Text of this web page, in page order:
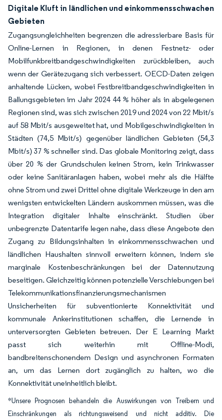
Digitale Kluft in ländlichen und einkommensschwachen
Gebieten
Zugangsungleichheiten begrenzen die adressierbare Basis für
Online-Lernen in Regionen, in denen Festnetz- oder
Mobilfunkbreitbandgeschwindigkeiten zurückbleiben, auch
wenn der Gerätezugang sich verbessert. OECD-Daten zeigen
anhaltende Lücken, wobei Festbreitbandgeschwindigkeiten in
Ballungsgebieten im Jahr 2024 44 % höher als in abgelegenen
Regionen sind, was sich zwischen 2019 und 2024 von 22 Mbit/s
auf 58 Mbit/s ausgeweitet hat, und Mobilgeschwindigkeiten in
Städten (74,5 Mbit/s) gegenüber ländlichen Gebieten (54,3
Mbit/s) 37 % schneller sind. Das globale Monitoring zeigt, dass
über 20 % der Grundschulen keinen Strom, kein Trinkwasser
oder keine Sanitäranlagen haben, wobei mehr als die Hälfte
ohne Strom und zwei Drittel ohne digitale Werkzeuge in den am
wenigsten entwickelten Ländern auskommen müssen, was die
Integration digitaler Inhalte einschränkt. Studien über
unbegrenzte Datentarife legen nahe, dass diese Angebote den
Zugang zu Bildungsinhalten in einkommensschwachen und
ländlichen Haushalten sinnvoll erweitern können, indem sie
marginale Kostenbeschränkungen bei der Datennutzung
beseitigen. Gleichzeitig können potenzielle Verschiebungen bei
Telekommunikationsfinanzierungsmechanismen
Unsicherheiten für subventionierte Konnektivität und
kommunale Ankerinstitutionen schaffen, die Lernende in
unterversorgten Gebieten betreuen. Der E Learning Markt
passt sich weiterhin mit Offline-Modi,
bandbreitenschonendem Design und asynchronen Formaten
an, um das Lernen dort zugänglich zu halten, wo die
Konnektivität uneinheitlich bleibt.
*Unsere Prognosen behandeln die Auswirkungen von Treibern und
Einschränkungen als richtungsweisend und nicht additiv. Die